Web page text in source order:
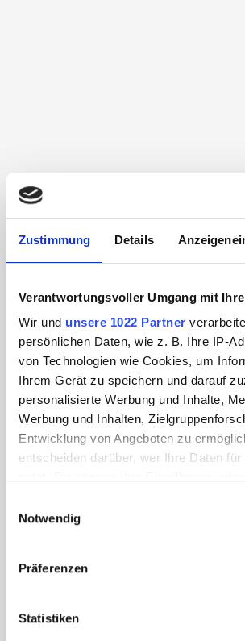
Zustimmung Details
Verantwortungsvoller Umgang mit
Wir und unsere 1022 Partner
persönlichen Daten, wie z. B. Ihre IP-
von Technologien wie Cookies, um
Ihrem Gerät zu speichern und darauf
personalisierte Werbung und Inhalte,
Werbung und Inhalten,
Entwicklung von Angeboten zu
entscheiden darüber, wer Ihre Daten
Trigger Symbol ändern oder widerrufen
Informationen über Ihre
können
Notwendig
Präferenzen
Statistiken